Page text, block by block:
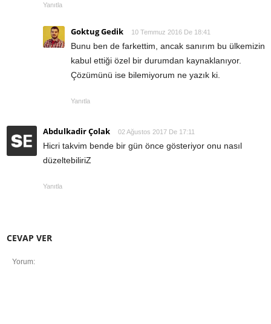
Yanıtla
Goktug Gedik 10 Temmuz 2016 De 18:41
Bunu ben de farkettim, ancak sanırım bu ülkemizin
kabul ettiği özel bir durumdan kaynaklanıyor.
Çözümünü ise bilemiyorum ne yazık ki.
Yanıtla
Abdulkadir Çolak 02 Ağustos 2017 De 17:11
Hicri takvim bende bir gün önce gösteriyor onu nasıl
düzeltebiliriZ
Yanıtla
CEVAP VER